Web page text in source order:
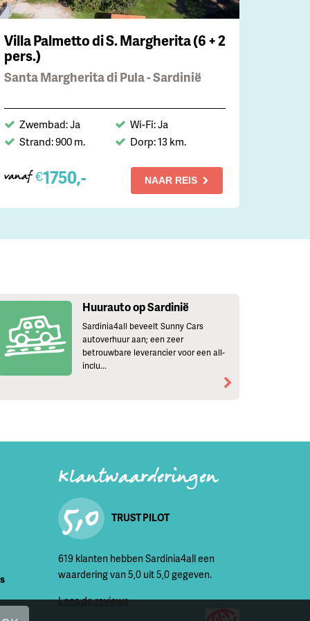
Villa Palmetto di S. Margherita (6 + 2
pers.)
Santa Margherita di Pula - Sardinië
Zwembad: Ja
Wi-Fi: Ja
Strand: 900 m.
Dorp: 13 km.
vanaf €1750,- NAAR REIS
Huurauto op Sardinië
Sardinia4all beveelt Sunny Cars
autoverhuur aan; een zeer
betrouwbare leverancier voor een all-
inclu...
Klantwaarderingen
5,0 TRUST PILOT
619 klanten hebben Sardinia4all een
waardering van 5,0 uit 5,0 gegeven.
Lees de reviews